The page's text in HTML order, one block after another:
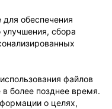
проекта
маркетинг
Доставка
Партнеры
103.by
обеспечения
улучшения, сбора
файлов
в более позднее время.
о целях,